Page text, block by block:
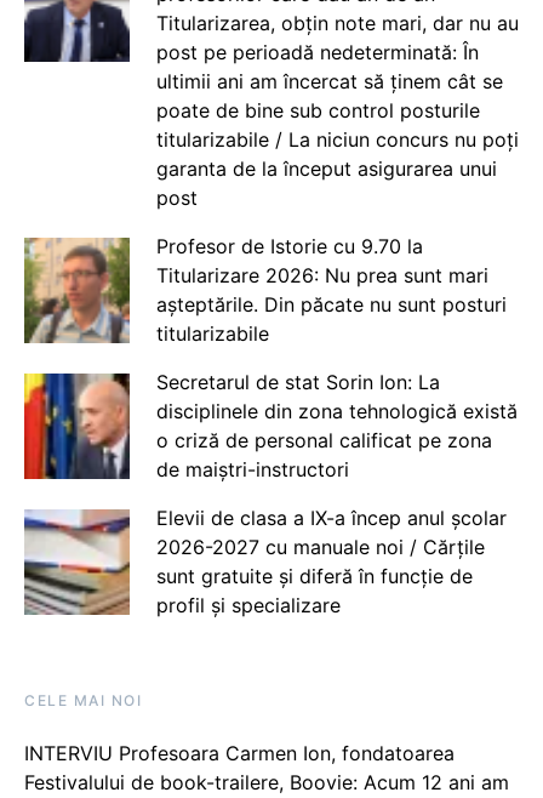
Titularizarea, obțin note mari, dar nu au
post pe perioadă nedeterminată: În
ultimii ani am încercat să ținem cât se
poate de bine sub control posturile
titularizabile / La niciun concurs nu poți
garanta de la început asigurarea unui
post
Profesor de Istorie cu 9.70 la
Titularizare 2026: Nu prea sunt mari
așteptările. Din păcate nu sunt posturi
titularizabile
Secretarul de stat Sorin Ion: La
disciplinele din zona tehnologică există
o criză de personal calificat pe zona
de maiștri-instructori
Elevii de clasa a IX-a încep anul școlar
2026-2027 cu manuale noi / Cărțile
sunt gratuite și diferă în funcție de
profil și specializare
CELE MAI NOI
INTERVIU Profesoara Carmen Ion, fondatoarea
Festivalului de book-trailere, Boovie: Acum 12 ani am